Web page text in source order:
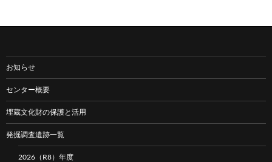
お知らせ
センター概要
埋蔵文化財の保護と活用
発掘調査遺跡一覧
2026（R8）年度